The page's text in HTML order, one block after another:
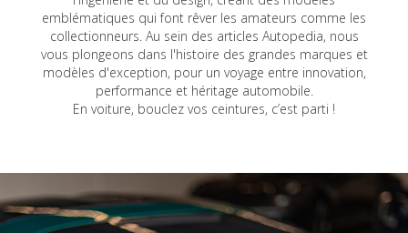
emblématiques qui font rêver les amateurs comme les
collectionneurs. Au sein des articles Autopedia, nous
vous plongeons dans l'histoire des grandes marques et
modèles d'exception, pour un voyage entre innovation,
performance et héritage automobile.
En voiture, bouclez vos ceintures, c’est parti !